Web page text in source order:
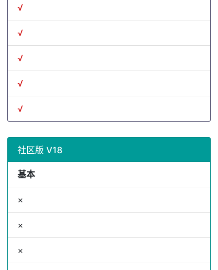
√
√
√
√
√
社区版 V18
基本
×
×
×